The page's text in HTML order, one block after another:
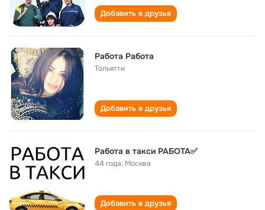
Добавить в друзья
Работа Работа
Тольятти
Добавить в друзья
Работа в такси РАБОТА✅
44 года, Москва
Добавить в друзья